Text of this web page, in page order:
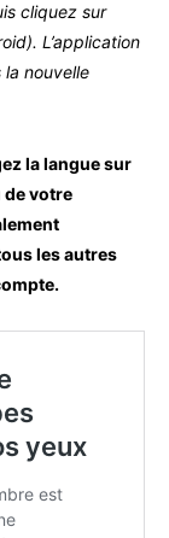
cliquez sur
L’application
la nouvelle
la langue sur
de votre
les autres